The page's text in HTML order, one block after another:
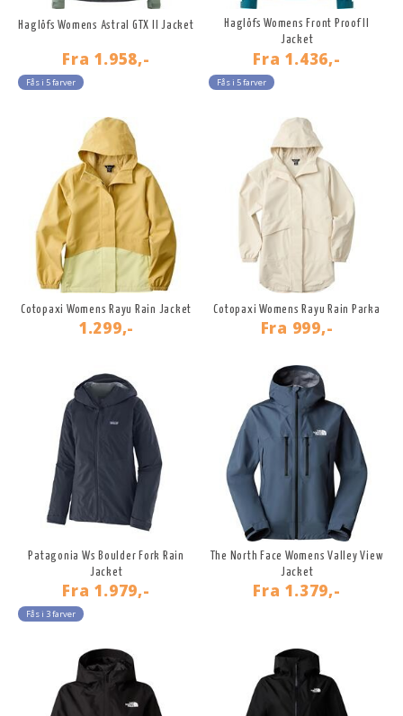
Haglöfs Womens Astral GTX II Jacket
Fra 1.958,-
Fås i 5 farver
Haglöfs Womens Front Proof II
Jacket
Fra 1.436,-
Fås i 5 farver
Cotopaxi Womens Rayu Rain Jacket
1.299,-
Cotopaxi Womens Rayu Rain Parka
Fra 999,-
Patagonia Ws Boulder Fork Rain
Jacket
Fra 1.979,-
Fås i 3 farver
The North Face Womens Valley View
Jacket
Fra 1.379,-